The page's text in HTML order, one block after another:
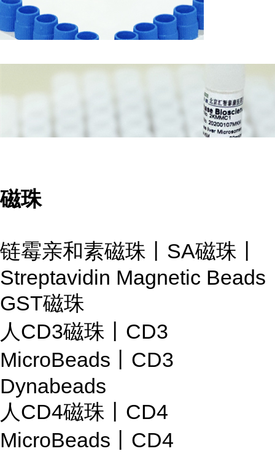
磁珠
链霉亲和素磁珠丨SA磁珠丨
Streptavidin Magnetic Beads
GST磁珠
人CD3磁珠丨CD3
MicroBeads丨CD3
Dynabeads
人CD4磁珠丨CD4
MicroBeads丨CD4